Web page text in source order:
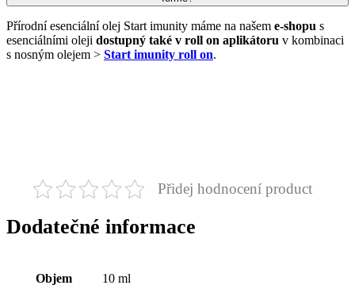
Přírodní esenciální olej Start imunity máme na našem e-shopu s
esenciálními oleji dostupný také v roll on aplikátoru v kombinaci
s nosným olejem > Start imunity roll on.
Přidej hodnocení product
Dodatečné informace
Objem 10 ml